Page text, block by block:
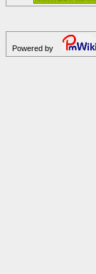
Powered by